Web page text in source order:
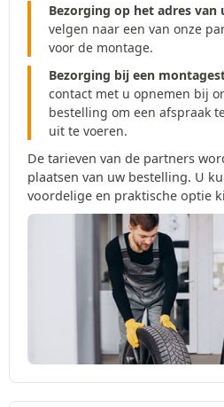
Bezorging op het adres van
velgen naar een van onze
voor de montage.
Bezorging bij een
contact met u opnemen bij
bestelling om een afspraak
uit te voeren.
De tarieven van de partners
plaatsen van uw bestelling. U
voordelige en praktische optie